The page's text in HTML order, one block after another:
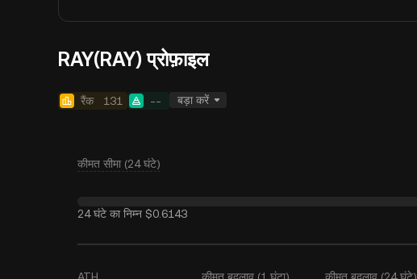
RAY(RAY) प्रोफ़ाइल
रैंक 131 -- बड़ा करें
कीमत सीमा (24 घंटे)
24 घंटे का निम्न $0.6143